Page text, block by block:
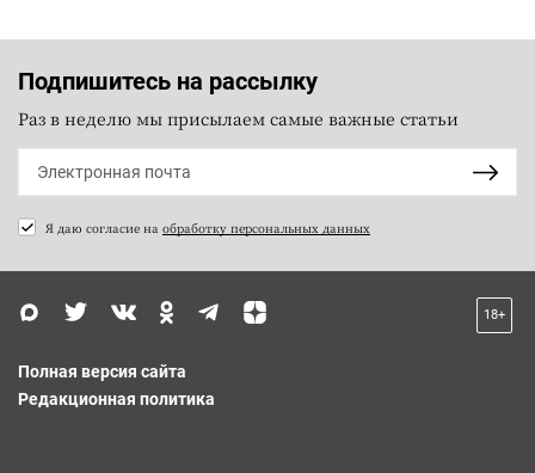
Подпишитесь на рассылку
Раз в неделю мы присылаем самые важные статьи
Я даю согласие на обработку персональных данных
18+
Полная версия сайта
Редакционная политика